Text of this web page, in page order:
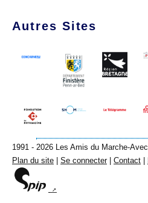
Autres Sites
1991 - 2026 Les Amis du Marche-Avec
Plan du site
Se connecter| Contact